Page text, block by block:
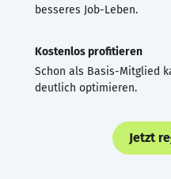
besseres Job-Leben.
Kostenlos profitieren
Schon als Basis-Mitglied
deutlich optimieren.
Jetzt